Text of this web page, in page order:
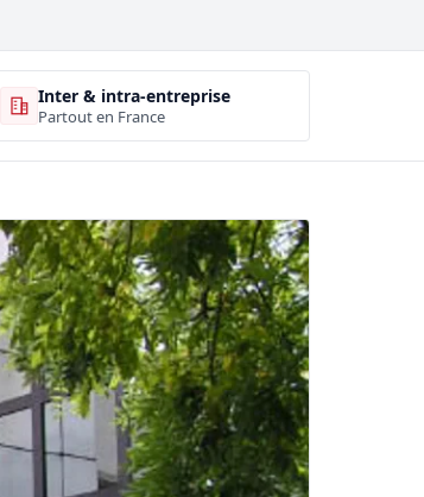
Inter & intra-entreprise
Partout en France